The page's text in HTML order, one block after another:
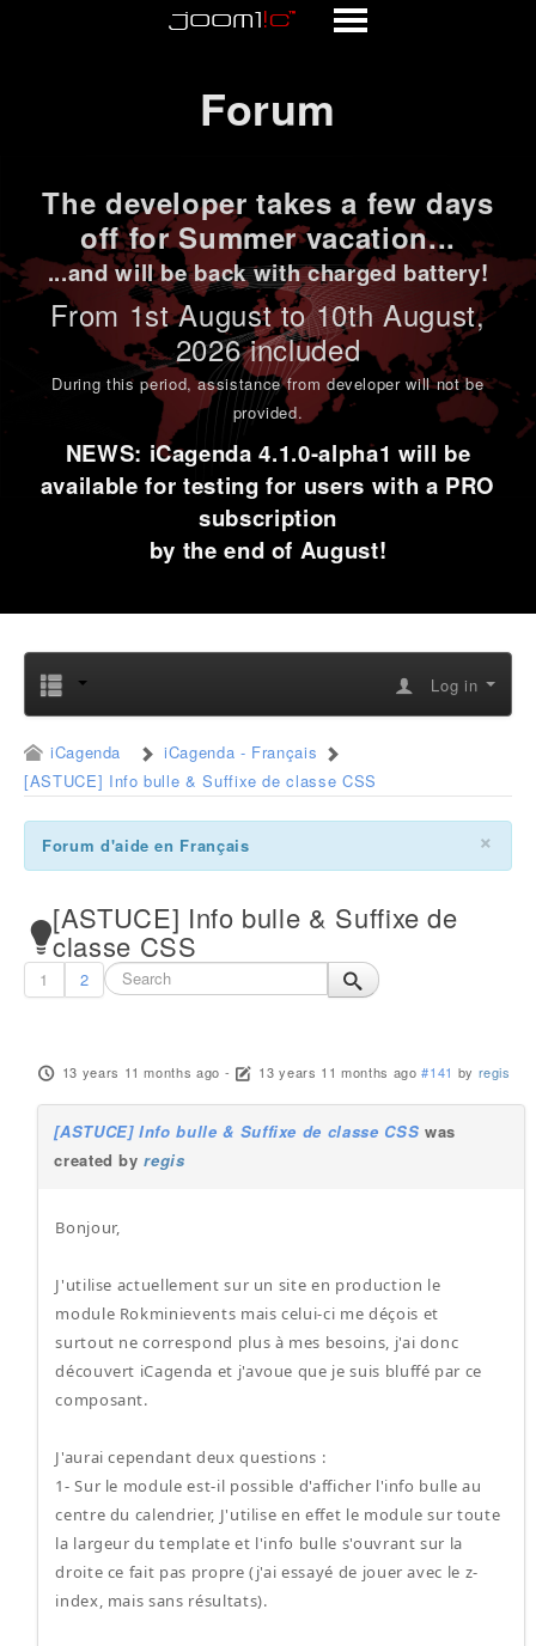
Forum
The developer takes a few days
off for Summer vacation...
...and will be back with charged battery!
From 1stAugust to 10th August,
2026 included
During this period,assistance from developer will not be
provided.
NEWS: iCagenda 4.1.0-alpha1 will be
available for testing for users with a PRO
subscription
by the end of August!
Log in
iCagenda
iCagenda - Français
[ASTUCE] Info bulle & Suffixe de classe CSS
×
Forum d'aide en Français
[ASTUCE] Info bulle & Suffixe de
classe CSS
1 2
13 years 11 months ago - 13 years 11 months ago #141 by regis
[ASTUCE] Info bulle & Suffixe de classe CSS was
created byregis
Bonjour,
J'utilise actuellement sur un site en production le
module Rokminievents mais celui-ci me déçois et
surtout ne correspond plus à mes besoins, j'ai donc
découvert iCagenda et j'avoue que je suis bluffé par ce
composant.
J'aurai cependant deux questions :
1- Sur le module est-il possible d'afficher l'info bulle au
centre du calendrier, J'utilise en effet le module sur toute
la largeur du template et l'info bulle s'ouvrant sur la
droite ce fait pas propre (j'ai essayé de jouer avec le z-
index, mais sans résultats).